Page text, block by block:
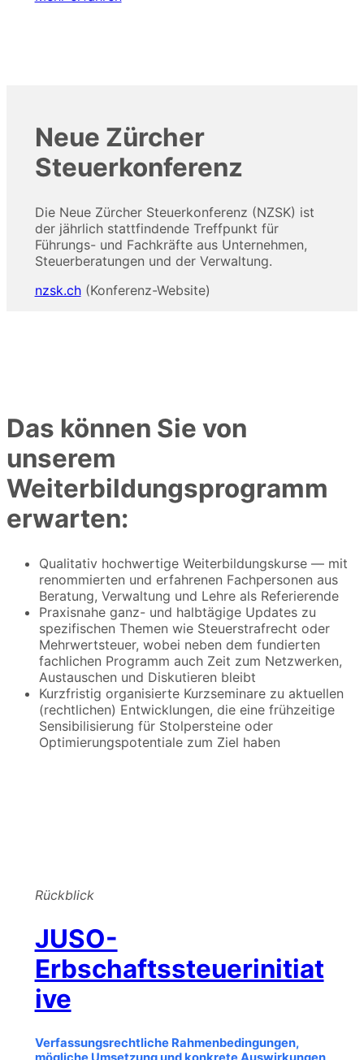
Neue Zürcher
Steuerkonferenz
Die Neue Zürcher Steuerkonferenz (NZSK) ist
der jährlich stattfindende Treffpunkt für
Führungs- und Fachkräfte aus Unternehmen,
Steuerberatungen und der Verwaltung.
nzsk.ch(Konferenz-Website)
Das können Sie von
unserem
Weiterbildungsprogramm
erwarten:
Qualitativ hochwertige Weiterbildungskurse — mit
renommierten und erfahrenen Fachpersonen aus
Beratung, Verwaltung und Lehre als Referierende
Praxisnahe ganz- und halbtägige Updates zu
spezifischen Themen wie Steuerstrafrecht oder
Mehrwertsteuer, wobei neben dem fundierten
fachlichen Programm auch Zeit zum Netzwerken,
Austauschen und Diskutieren bleibt
Kurzfristig organisierte Kurzseminare zu aktuellen
(rechtlichen) Entwicklungen, die eine frühzeitige
Sensibilisierung für Stolpersteine oder
Optimierungspotentiale zum Ziel haben
Rückblick
JUSO-
Erbschaftssteuerinitiat
ive
Verfassungsrechtliche Rahmenbedingungen,